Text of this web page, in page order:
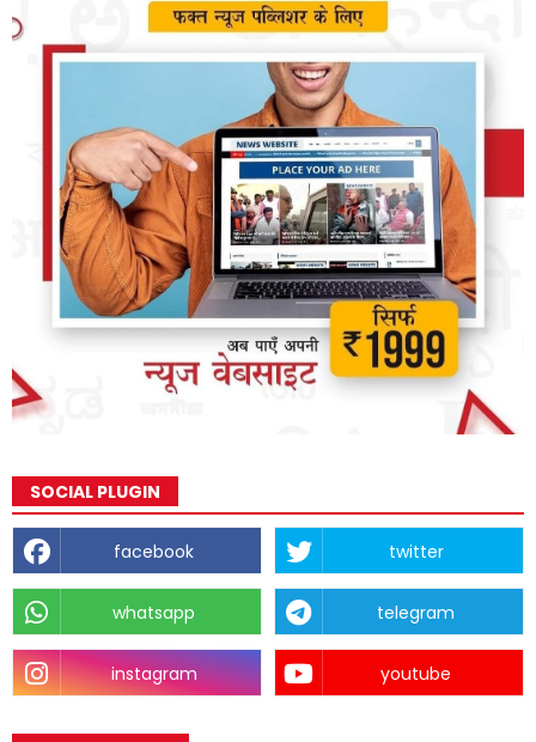
SOCIAL PLUGIN
facebook twitter
whatsapp telegram
instagram youtube